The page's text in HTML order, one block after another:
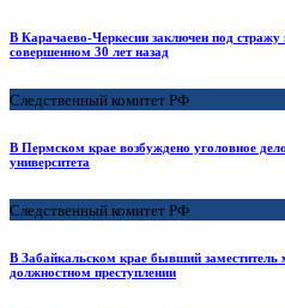
В Карачаево-Черкесии заключен под
совершенном 30 лет назад
Следственный комитет РФ
В Пермском крае возбуждено уголовное
университета
Следственный комитет РФ
В Забайкальском крае бывший
должностном преступлении